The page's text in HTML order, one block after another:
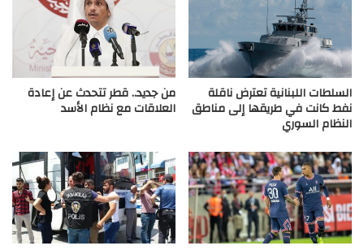
السلطات اللبنانية تعترض ناقلة
نفط كانت في طريقها إلى مناطق
النظام السوري
من جديد.. قطر تتحدث عن إعادة
العلاقات مع نظام الأسد